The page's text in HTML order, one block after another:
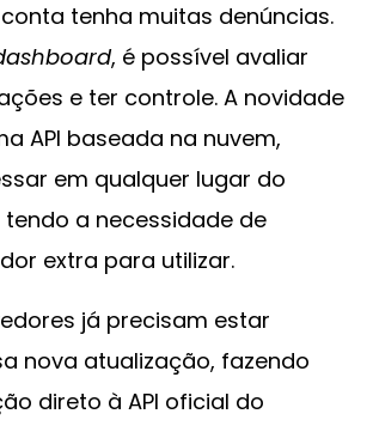
tenha muitas denúncias.
, é possível avaliar
e ter controle. A novidade
API baseada na nuvem,
em qualquer lugar do
a necessidade de
extra para utilizar.
já precisam estar
nova atualização, fazendo
direto à API oficial do